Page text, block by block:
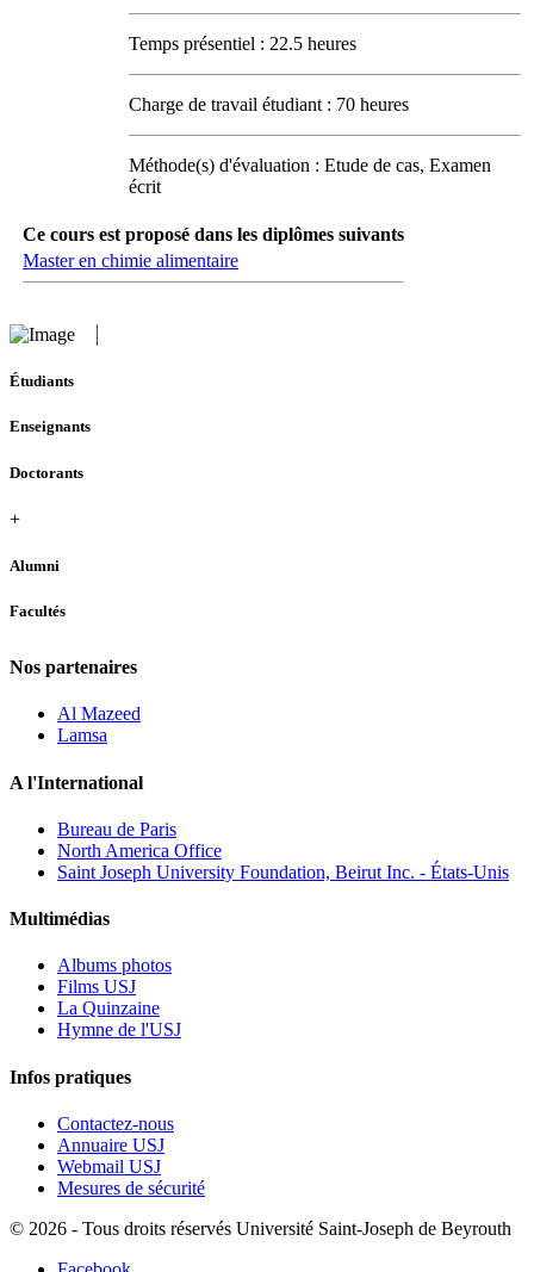
Temps présentiel : 22.5 heures
Charge de travail étudiant : 70 heures
Méthode(s) d'évaluation : Etude de cas, Examen
écrit
Ce cours est proposé dans les diplômes suivants
Master en chimie alimentaire
Étudiants
Enseignants
Doctorants
+
Alumni
Facultés
Nos partenaires
Al Mazeed
Lamsa
A l'International
Bureau de Paris
North America Office
Saint Joseph University Foundation, Beirut Inc. - États-Unis
Multimédias
Albums photos
Films USJ
La Quinzaine
Hymne de l'USJ
Infos pratiques
Contactez-nous
Annuaire USJ
Webmail USJ
Mesures de sécurité
© 2026 - Tous droits réservés Université Saint-Joseph de Beyrouth